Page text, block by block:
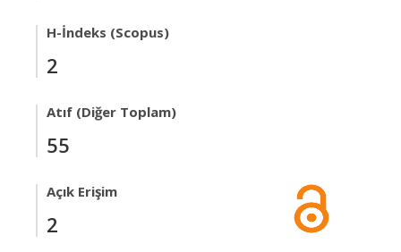
H-İndeks (Scopus)
2
Atıf (Diğer Toplam)
55
Açık Erişim
2